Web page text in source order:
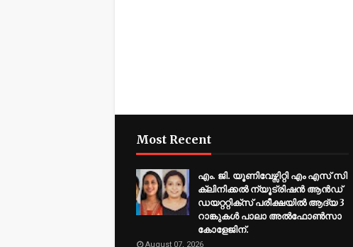
Most Recent
എം. ജി. യൂണിവേഴ്സിറ്റി എം എസ് സി
ക്ലിനിക്കൽ ന്യൂട്രിഷൻ ആൻഡ്
ഡയറ്ററ്റിക്സ് പരീക്ഷയിൽ ആദ്യ 3
റാങ്കുകൾ പാലാ അൽഫോൺസാ
കോളേജിന്.
August 07, 2026